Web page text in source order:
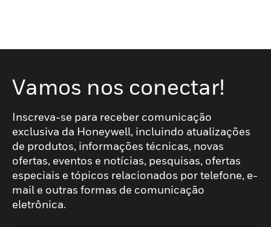
Vamos nos conectar!
Inscreva-se para receber comunicação
exclusiva da Honeywell, incluindo atualizações
de produtos, informações técnicas, novas
ofertas, eventos e notícias, pesquisas, ofertas
especiais e tópicos relacionados por telefone, e-
mail e outras formas de comunicação
eletrônica.